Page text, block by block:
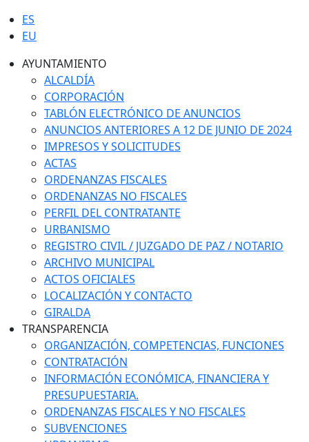
ES
EU
AYUNTAMIENTO
ALCALDÍA
CORPORACIÓN
TABLÓN ELECTRÓNICO DE ANUNCIOS
ANUNCIOS ANTERIORES A 12 DE JUNIO DE 2024
IMPRESOS Y SOLICITUDES
ACTAS
ORDENANZAS FISCALES
ORDENANZAS NO FISCALES
PERFIL DEL CONTRATANTE
URBANISMO
REGISTRO CIVIL / JUZGADO DE PAZ / NOTARIO
ARCHIVO MUNICIPAL
ACTOS OFICIALES
LOCALIZACIÓN Y CONTACTO
GIRALDA
TRANSPARENCIA
ORGANIZACIÓN, COMPETENCIAS, FUNCIONES
CONTRATACIÓN
INFORMACIÓN ECONÓMICA, FINANCIERA Y
PRESUPUESTARIA.
ORDENANZAS FISCALES Y NO FISCALES
SUBVENCIONES